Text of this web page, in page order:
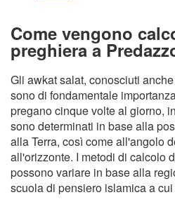
Come vengono
preghiera a
Gli awkat salat, conosciuti
sono di fondamentale
pregano cinque volte al giorno,
sono determinati in base alla
alla Terra, così come all'angolo
all'orizzonte. I metodi di calcolo
possono variare in base alla
scuola di pensiero islamica a